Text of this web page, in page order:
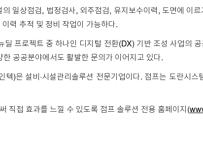
일상점검, 법정검사, 외주점검, 유지보수이력, 도면에 이
력 추적 및 정비 작업이 가능하다.
딜 프로젝트 중 하나인 디지털 전환(DX) 기반 조성 사업의
공공분야에서도 활발한 문의가 이어지고 있다.
)은 설비·시설관리솔루션 전문기업이다. 점프는 도란시
직접 효과를 느낄 수 있도록 점프 솔루션 전용 홈페이지(